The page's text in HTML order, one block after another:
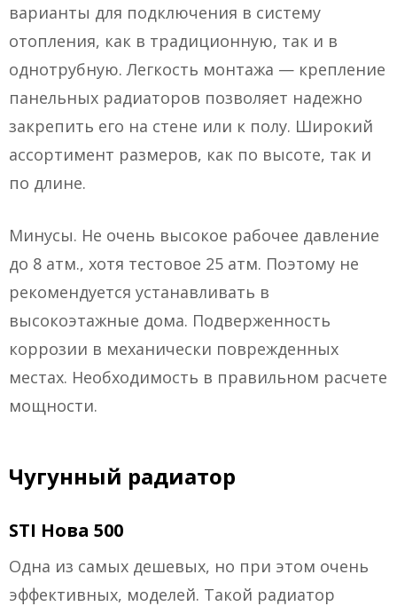
варианты для подключения в систему
отопления, как в традиционную, так и в
однотрубную. Легкость монтажа — крепление
панельных радиаторов позволяет надежно
закрепить его на стене или к полу. Широкий
ассортимент размеров, как по высоте, так и
по длине.
Минусы. Не очень высокое рабочее давление
до 8 атм., хотя тестовое 25 атм. Поэтому не
рекомендуется устанавливать в
высокоэтажные дома. Подверженность
коррозии в механически поврежденных
местах. Необходимость в правильном расчете
мощности.
Чугунный радиатор
STI Нова 500
Одна из самых дешевых, но при этом очень
эффективных, моделей. Такой радиатор